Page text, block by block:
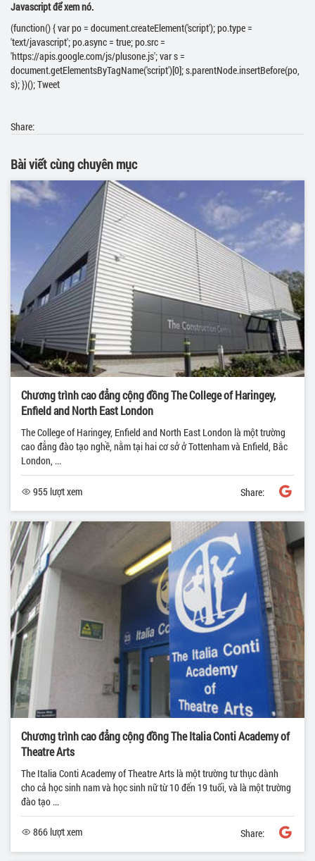
Javascript để xem nó.
(function() { var po = document.createElement('script'); po.type =
'text/javascript'; po.async = true; po.src =
'https://apis.google.com/js/plusone.js'; var s =
document.getElementsByTagName('script')[0]; s.parentNode.insertBefore(po,
s); })(); Tweet
Share:
Bài viết cùng chuyên mục
Chương trình cao đẳng cộng đồng The College of Haringey,
Enfield and North East London
The College of Haringey, Enfield and North East London là một trường
cao đẳng đào tạo nghề, nằm tại hai cơ sở ở Tottenham và Enfield, Bắc
London, ...
955 lượt xem Share:
Chương trình cao đẳng cộng đồng The Italia Conti Academy of
Theatre Arts
The Italia Conti Academy of Theatre Arts là một trường tư thục dành
cho cả học sinh nam và học sinh nữ từ 10 đến 19 tuổi, và là một trường
đào tạo ...
866 lượt xem Share: